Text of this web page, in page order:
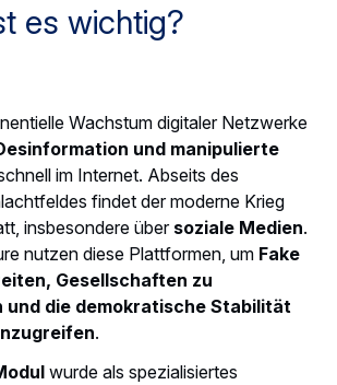
es wichtig?
Wachstum digitaler Netzwerke
und manipulierte
im Internet. Abseits des
findet der moderne Krieg
insbesondere über soziale Medien.
nutzen diese Plattformen, um Fake
Gesellschaften zu
und die demokratische Stabilität
.
wurde als spezialisiertes